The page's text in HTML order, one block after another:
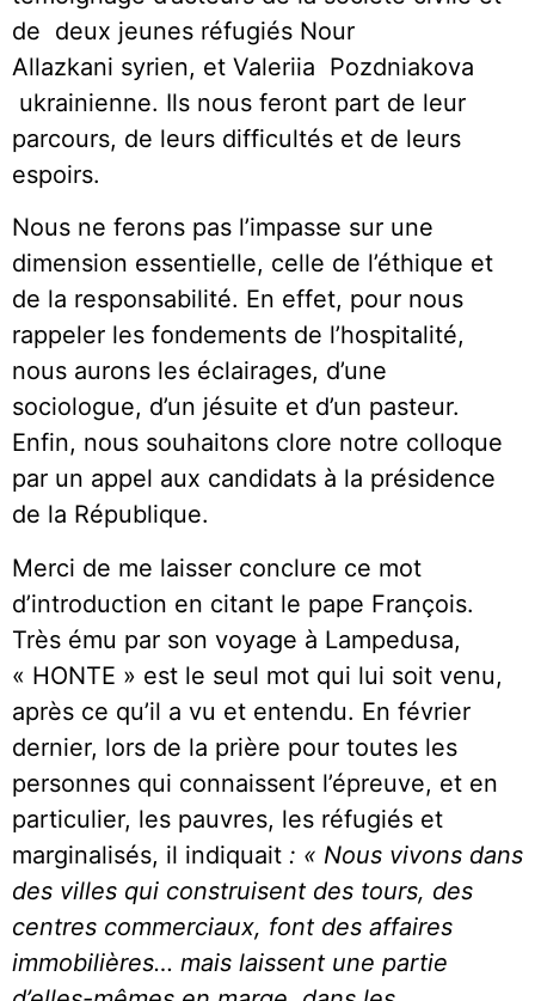
de deux jeunes réfugiés Nour
Allazkani syrien, et Valeriia Pozdniakova
ukrainienne. Ils nous feront part de leur
parcours, de leurs difficultés et de leurs
espoirs.
Nous ne ferons pas l’impasse sur une
dimension essentielle, celle de l’éthique et
de la responsabilité. En effet, pour nous
rappeler les fondements de l’hospitalité,
nous aurons les éclairages, d’une
sociologue, d’un jésuite et d’un pasteur.
Enfin, nous souhaitons clore notre colloque
par un appel aux candidats à la présidence
de la République.
Merci de me laisser conclure ce mot
d’introduction en citant le pape François.
Très ému par son voyage à Lampedusa,
« HONTE » est le seul mot qui lui soit venu,
après ce qu’il a vu et entendu. En février
dernier, lors de la prière pour toutes les
personnes qui connaissent l’épreuve, et en
particulier, les pauvres, les réfugiés et
marginalisés, il indiquait : « Nous vivons dans
des villes qui construisent des tours, des
centres commerciaux, font des affaires
immobilières… mais laissent une partie